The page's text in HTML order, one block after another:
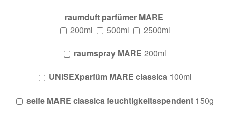
raumduft parfümer MARE
200ml
500ml 2500ml
raumspray MARE 200ml
UNISEXparfüm MARE classica 100ml
seife MARE classica feuchtigkeitsspendent 150g